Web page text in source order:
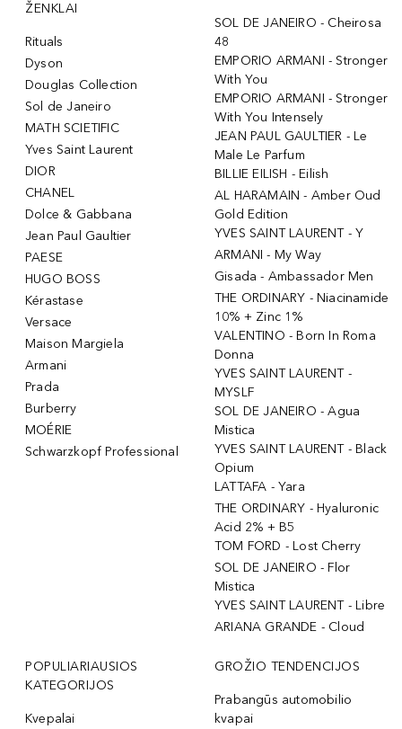
ŽENKLAI
Rituals
Dyson
Douglas Collection
Sol de Janeiro
MATH SCIETIFIC
Yves Saint Laurent
DIOR
CHANEL
Dolce & Gabbana
Jean Paul Gaultier
PAESE
HUGO BOSS
Kérastase
Versace
Maison Margiela
Armani
Prada
Burberry
MOÉRIE
Schwarzkopf Professional
SOL DE JANEIRO - Cheirosa
48
EMPORIO ARMANI - Stronger
With You
EMPORIO ARMANI - Stronger
With You Intensely
JEAN PAUL GAULTIER - Le
Male Le Parfum
BILLIE EILISH - Eilish
AL HARAMAIN - Amber Oud
Gold Edition
YVES SAINT LAURENT - Y
ARMANI - My Way
Gisada - Ambassador Men
THE ORDINARY - Niacinamide
10% + Zinc 1%
VALENTINO - Born In Roma
Donna
YVES SAINT LAURENT -
MYSLF
SOL DE JANEIRO - Agua
Mistica
YVES SAINT LAURENT - Black
Opium
LATTAFA - Yara
THE ORDINARY - Hyaluronic
Acid 2% + B5
TOM FORD - Lost Cherry
SOL DE JANEIRO - Flor
Mistica
YVES SAINT LAURENT - Libre
ARIANA GRANDE - Cloud
POPULIARIAUSIOS
KATEGORIJOS
Kvepalai
GROŽIO TENDENCIJOS
Prabangūs automobilio
kvapai